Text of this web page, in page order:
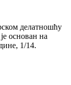
делатношћу
основан на
1/14.